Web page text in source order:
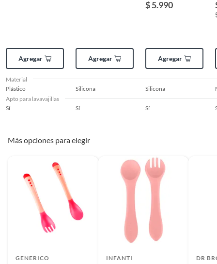
Agregar Agregar
$ 5.990
Agregar
Material
Plástico
Silicona Silicona
Apto para lavavajillas
Sí
Sí Sí
Más opciones para elegir
GENERICO INFANTI DR